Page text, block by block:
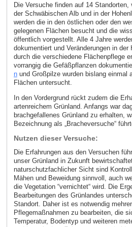
Die Versuche finden auf 14
der Schwäbischen Alb und in der
werden die in den östlichen oder den
gelegenen Flächen besucht und die
öffentlich vorgestellt. Alle 4 Jahre
dokumentiert und Veränderungen in
durch die verschiedene Flächenpflege
vorrangig die Gefäßpflanzen
nund Großpilze wurden bislang einmal
Flächen untersucht.
In den Vordergrund rückt zudem die
artenreichem Grünland. Anfangs war
brachgefallenes Grünland zu erhalten,
Bezeichnung als „Bracheversuche“
Nutzen dieser Versuche:
Die Erfahrungen aus den Versuchen
unser Grünland in Zukunft
naturschutzfachlicher Sicht sind
Mähen und Beweidung sinnvoll, auch
die Vegetation “vernichtet“ wird. Die
Bearbeitungen des Grünlandes
Standort. Daher ist es notwendig
Pflegemaßnahmen zu bearbeiten, die
Temperatur, Bodentyp und weiteren